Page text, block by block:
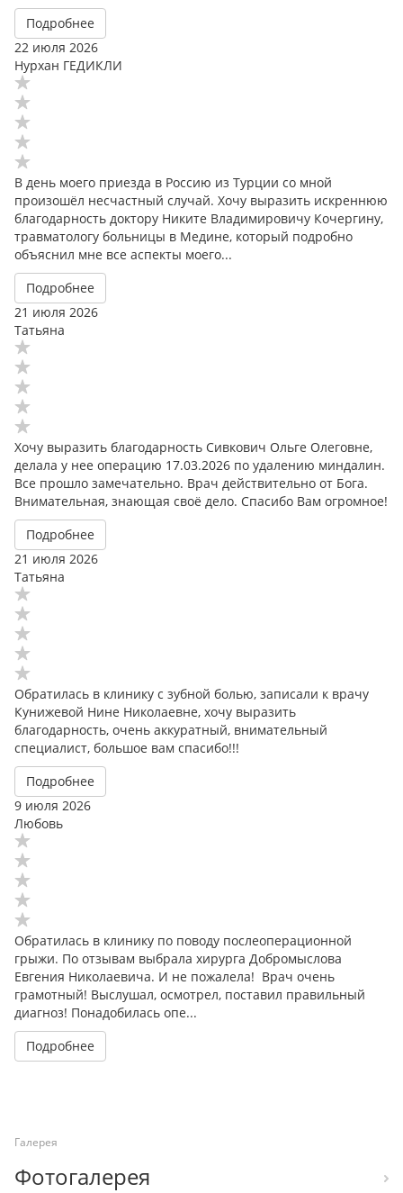
Подробнее
22 июля 2026
Нурхан ГЕДИКЛИ
В день моего приезда в Россию из Турции со мной
произошёл несчастный случай. Хочу выразить искреннюю
благодарность доктору Никите Владимировичу Кочергину,
травматологу больницы в Медине, который подробно
объяснил мне все аспекты моего...
Подробнее
21 июля 2026
Татьяна
Хочу выразить благодарность Сивкович Ольге Олеговне,
делала у нее операцию 17.03.2026 по удалению миндалин.
Все прошло замечательно. Врач действительно от Бога.
Внимательная, знающая своё дело. Спасибо Вам огромное!
Подробнее
21 июля 2026
Татьяна
Обратилась в клинику с зубной болью, записали к врачу
Кунижевой Нине Николаевне, хочу выразить
благодарность, очень аккуратный, внимательный
специалист, большое вам спасибо!!!
Подробнее
9 июля 2026
Любовь
Обратилась в клинику по поводу послеоперационной
грыжи. По отзывам выбрала хирурга Добромыслова
Евгения Николаевича. И не пожалела! Врач очень
грамотный! Выслушал, осмотрел, поставил правильный
диагноз! Понадобилась опе...
Подробнее
Галерея
Фотогалерея